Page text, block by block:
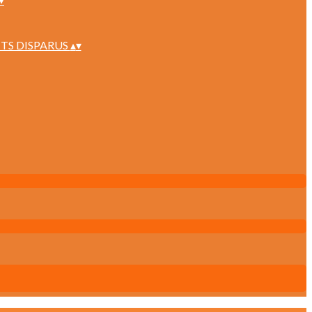
DISPARUS ▴▾